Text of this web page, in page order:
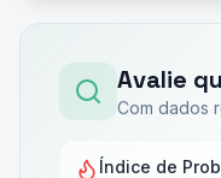
Avalie
Com dados
Índice de